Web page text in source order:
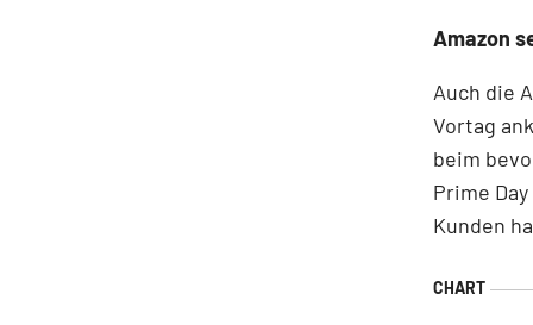
Amazon
Auch die
Vortag
beim
Prime
Kunden